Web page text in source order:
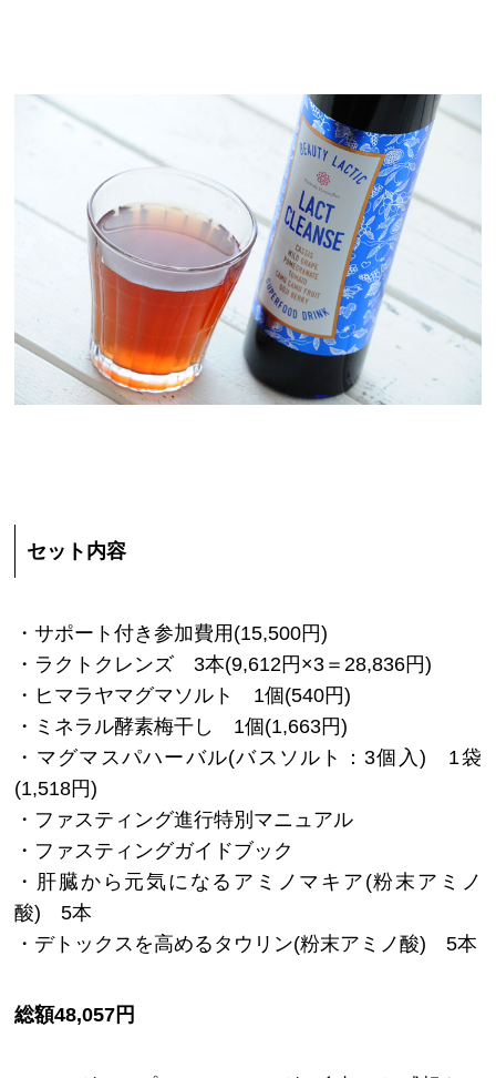
セット内容
・サポート付き参加費用(15,500円)
・ラクトクレンズ 3本(9,612円×3＝28,836円)
・ヒマラヤマグマソルト 1個(540円)
・ミネラル酵素梅干し 1個(1,663円)
・マグマスパハーバル(バスソルト：3個入) 1袋
(1,518円)
・ファスティング進行特別マニュアル
・ファスティングガイドブック
・肝臓から元気になるアミノマキア(粉末アミノ
酸) 5本
・デトックスを高めるタウリン(粉末アミノ酸) 5本
総額48,057円